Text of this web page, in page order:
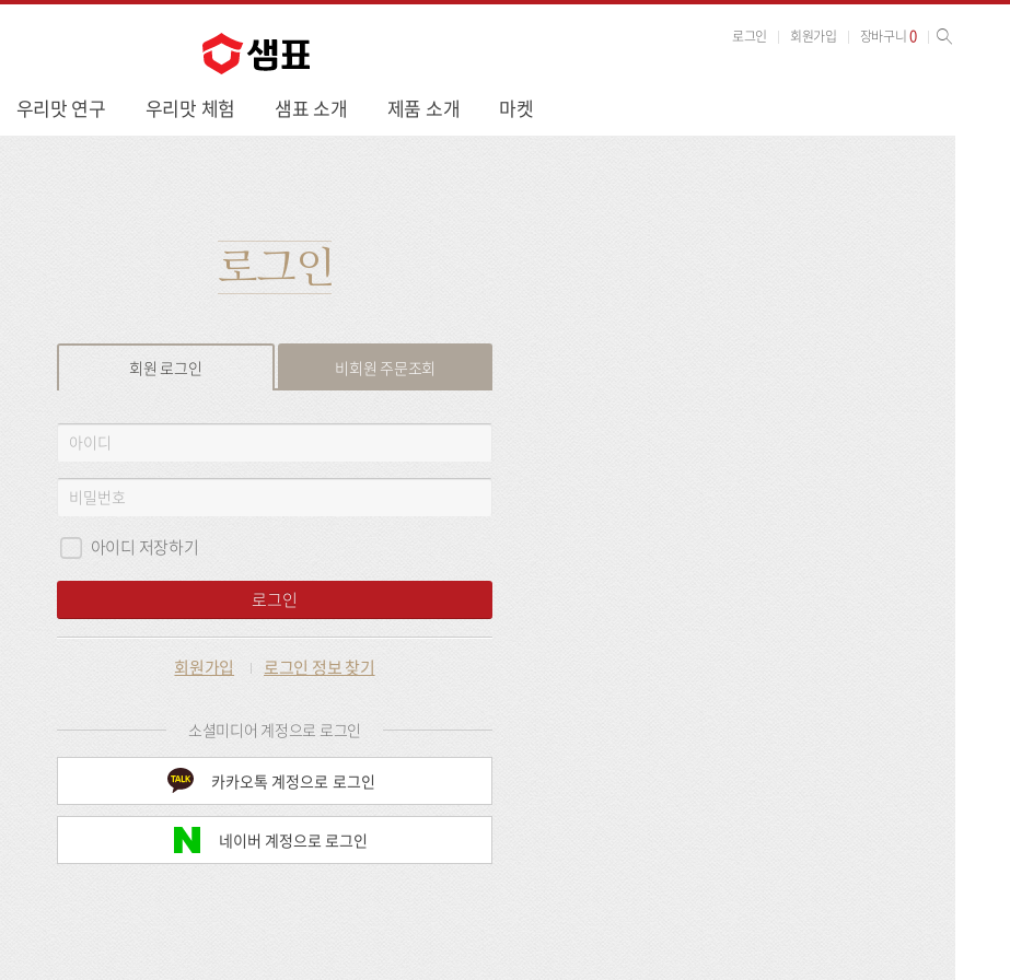
우리맛 연구 우리맛 체험 샘표 소개 제품 소개 마켓
로그인 회원가입 장바구니0 사이트 검색
로그인
회원 로그인 비회원 주문조회
회
로
그
인
아
디비
번
호
아이디 저장하기
로그인
회원가입 로그인 정보 찾기
소셜미디어 계정으로 로그인
카카오톡 계정으로 로그인
네이버 계정으로 로그인